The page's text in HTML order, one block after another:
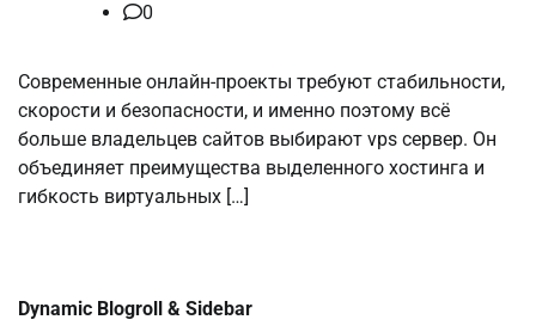
0
Современные онлайн-проекты требуют стабильности,
скорости и безопасности, и именно поэтому всё
больше владельцев сайтов выбирают vps сервер. Он
объединяет преимущества выделенного хостинга и
гибкость виртуальных […]
Dynamic Blogroll & Sidebar